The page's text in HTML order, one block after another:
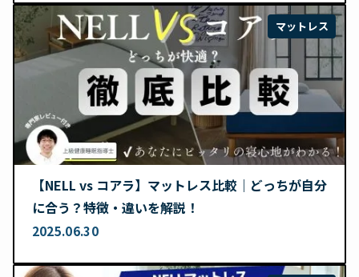
マットレス
【NELL vs コアラ】マットレス比較｜どっちが自分
に合う？特徴・違いを解説！
2025.06.30